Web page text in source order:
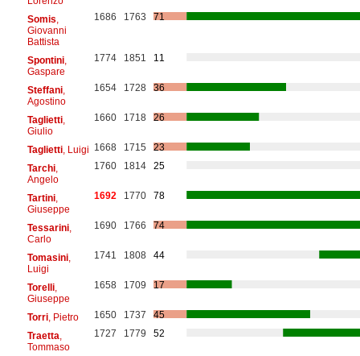
Somis
Giovanni
Battista
1686 1763 71
Spontini,
Gaspare
1774 1851 11
Steffani,
Agostino
1654 1728 36
Taglietti,
Giulio
1660 1718 26
Taglietti, Luigi 1668 1715
23
Tarchi,
Angelo
1760 1814 25
Tartini,
Giuseppe
1692 1770 78
Tessarini,
Carlo
1690 1766 74
Tomasini,
Luigi
1741 1808 44
Torelli,
Giuseppe
1658 1709 17
Torri, Pietro 1650 1737
45
Traetta
Tommaso
1727 1779 52